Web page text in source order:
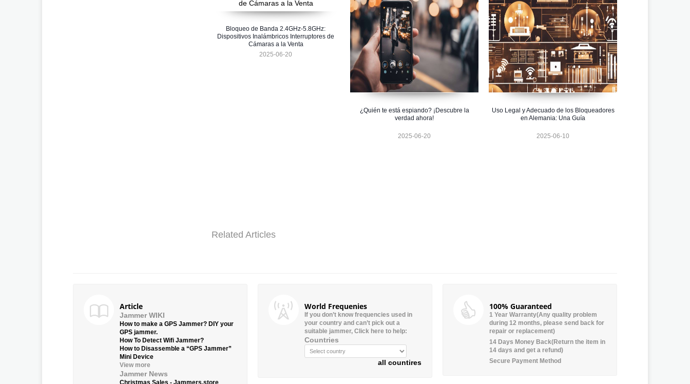
Bloqueo de Banda 2.4GHz-5.8GHz:
Dispositivos Inalámbricos Interruptores de
Cámaras a la Venta
2025-06-20
¿Quién te está espiando? ¡Descubre la
verdad ahora!
2025-06-20
Uso Legal y Adecuado de los Bloqueadores
en Alemania: Una Guía
2025-06-10
Related Articles
Article
Jammer WIKI
How to make a GPS Jammer? DIY your
GPS jammer.
How To Detect Wifi Jammer?
How to Disassemble a “GPS Jammer”
Mini Device
View more
Jammer News
World Frequenies
If you don’t know frequencies used in
your country and can’t pick out a
suitable jammer, Click here to help:
Countries
all countires
100% Guaranteed
1 Year Warranty(Any quality problem
during 12 months, please send back for
repair or replacement)
14 Days Money Back(Return the item in
14 days and get a refund)
Secure Payment Method